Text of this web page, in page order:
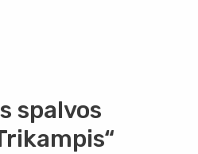
spalvos